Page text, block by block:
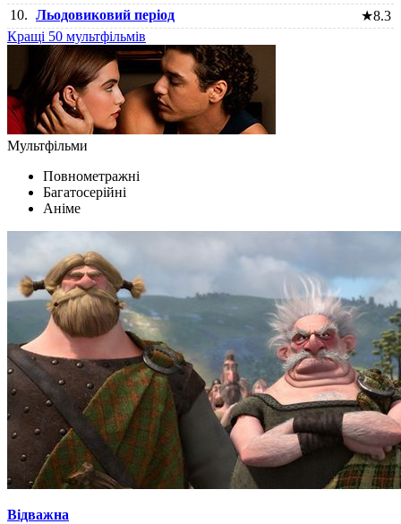
10. Льодовиковий період ★8.3
Кращі 50 мультфільмів
Мультфільми
Повнометражні
Багатосерійні
Аніме
Відважна